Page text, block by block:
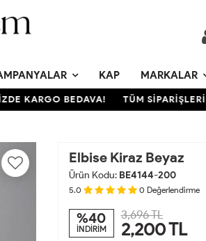
KAP MARKALAR
KARGO BEDAVA! TÜM
Elbise Kiraz Beyaz
Ürün Kodu: BE4144-200
5.0 0 Değerlendirme
%40
İNDİRİM
3,696 TL
2,200TL